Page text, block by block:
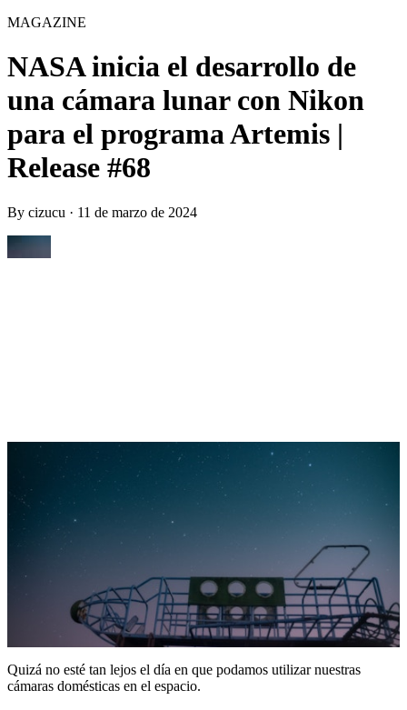
MAGAZINE
NASA inicia el desarrollo de
una cámara lunar con Nikon
para el programa Artemis |
Release #68
By cizucu · 11 de marzo de 2024
Quizá no esté tan lejos el día en que podamos utilizar nuestras
cámaras domésticas en el espacio.